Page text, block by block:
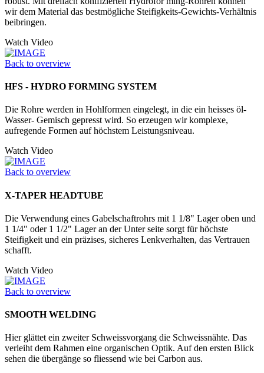
wir dem Material das bestmögliche Steifigkeits-Gewichts-Verhältnis
beibringen.
Watch Video
Back to overview
HFS - HYDRO FORMING SYSTEM
Die Rohre werden in Hohlformen eingelegt, in die ein heisses öl-
Wasser- Gemisch gepresst wird. So erzeugen wir komplexe,
aufregende Formen auf höchstem Leistungsniveau.
Watch Video
Back to overview
X-TAPER HEADTUBE
Die Verwendung eines Gabelschaftrohrs mit 1 1/8" Lager oben und
1 1/4" oder 1 1/2" Lager an der Unter seite sorgt für höchste
Steifigkeit und ein präzises, sicheres Lenkverhalten, das Vertrauen
schafft.
Watch Video
Back to overview
SMOOTH WELDING
Hier glättet ein zweiter Schweissvorgang die Schweissnähte. Das
verleiht dem Rahmen eine organischen Optik. Auf den ersten Blick
sehen die übergänge so fliessend wie bei Carbon aus.